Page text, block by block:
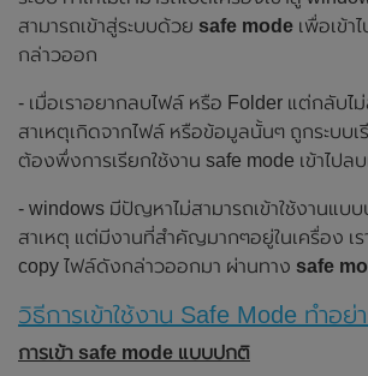
สามารถเข้าสู่ระบบด้วย safe mode เพื่อเข้
กล่าวออก
- เมื่อเราอยากลบไฟล์ หรือ Folder แต่กลับไ
สาเหตุเกิดจากไฟล์ หรือข้อมูลนั้นๆ ถูกระบบเ
ต้องพึ่งการเรียกใช้งาน safe mode เข้าไปล
- windows มีปัญหาไม่สามารถเข้าใช้งานแบ
สาเหตุ แต่มีงานที่สำคัญมากๆอยู่ในเครื่อง เร
copy ไฟล์ดังกล่าวออกมา ผ่านทาง safe
วิธีการเข้าใช้งาน Safe Mode ทำอย่า
การเข้า safe mode แบบปกติ